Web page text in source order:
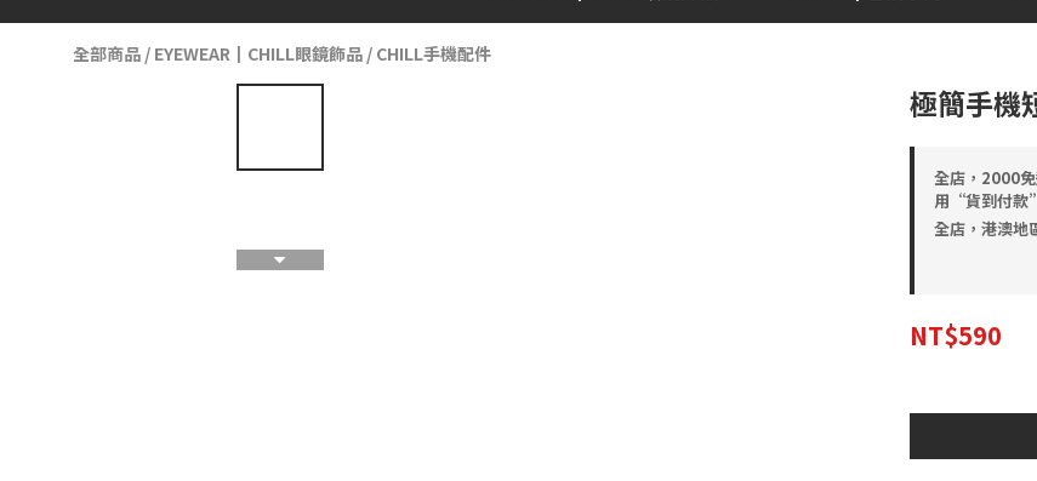
全部商品 / EYEWEAR┃CHILL眼鏡飾品 / CHILL手機配件
極簡手機
全店，2000
用“貨到付
全店，港澳地
NT$590